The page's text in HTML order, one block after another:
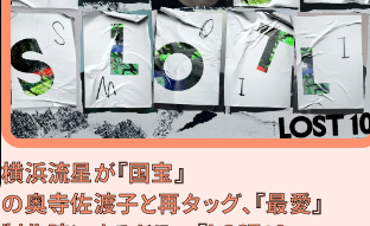
横浜流星が『国宝』
の奥寺佐渡子と再タッグ、『最愛』